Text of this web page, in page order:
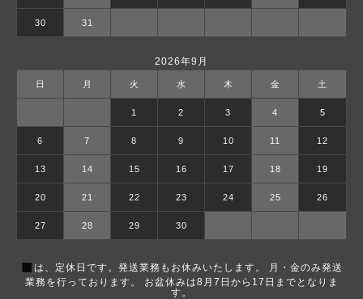
30 31
2026年9月
日 月 火 水 木 金 土
1 2 3 4 5
6 7 8 9 10 11 12
13 14 15 16 17 18 19
20 21 22 23 24 25 26
27 28 29 30
■ は、定休日です。発送業務もお休みいたします。 月・金のみ発送
業務を行っております。 お盆休みは8月7日から17日までとなりま
す。